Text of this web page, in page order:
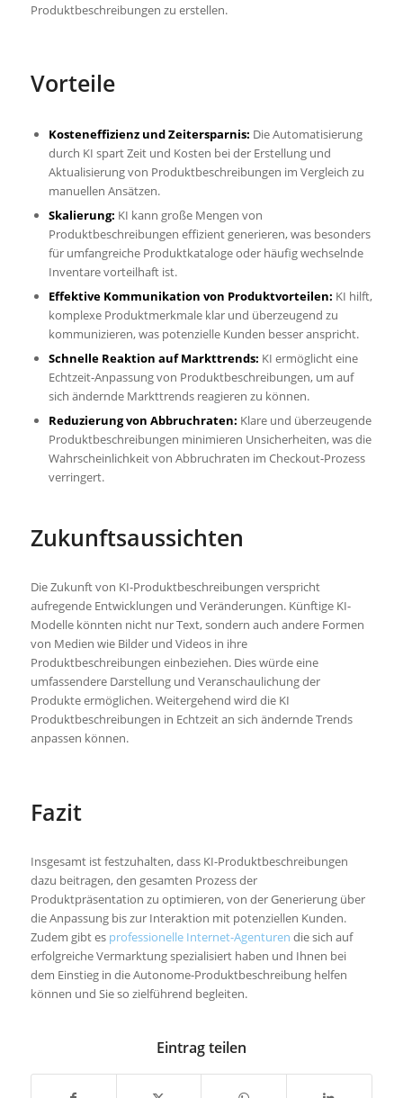
Produktbeschreibungen zu erstellen.
Vorteile
Kosteneffizienz und Zeitersparnis: Die Automatisierung
durch KI spart Zeit und Kosten bei der Erstellung und
Aktualisierung von Produktbeschreibungen im Vergleich zu
manuellen Ansätzen.
Skalierung: KI kann große Mengen von
Produktbeschreibungen effizient generieren, was besonders
für umfangreiche Produktkataloge oder häufig wechselnde
Inventare vorteilhaft ist.
Effektive Kommunikation von Produktvorteilen: KI hilft,
komplexe Produktmerkmale klar und überzeugend zu
kommunizieren, was potenzielle Kunden besser anspricht.
Schnelle Reaktion auf Markttrends: KI ermöglicht eine
Echtzeit-Anpassung von Produktbeschreibungen, um auf
sich ändernde Markttrends reagieren zu können.
Reduzierung von Abbruchraten: Klare und überzeugende
Produktbeschreibungen minimieren Unsicherheiten, was die
Wahrscheinlichkeit von Abbruchraten im Checkout-Prozess
verringert.
Zukunftsaussichten
Die Zukunft von KI-Produktbeschreibungen verspricht
aufregende Entwicklungen und Veränderungen. Künftige KI-
Modelle könnten nicht nur Text, sondern auch andere Formen
von Medien wie Bilder und Videos in ihre
Produktbeschreibungen einbeziehen. Dies würde eine
umfassendere Darstellung und Veranschaulichung der
Produkte ermöglichen. Weitergehend wird die KI
Produktbeschreibungen in Echtzeit an sich ändernde Trends
anpassen können.
Fazit
Insgesamt ist festzuhalten, dass KI-Produktbeschreibungen
dazu beitragen, den gesamten Prozess der
Produktpräsentation zu optimieren, von der Generierung über
die Anpassung bis zur Interaktion mit potenziellen Kunden.
Zudem gibt es professionelle Internet-Agenturen die sich auf
erfolgreiche Vermarktung spezialisiert haben und Ihnen bei
dem Einstieg in die Autonome-Produktbeschreibung helfen
können und Sie so zielführend begleiten.
Eintrag teilen